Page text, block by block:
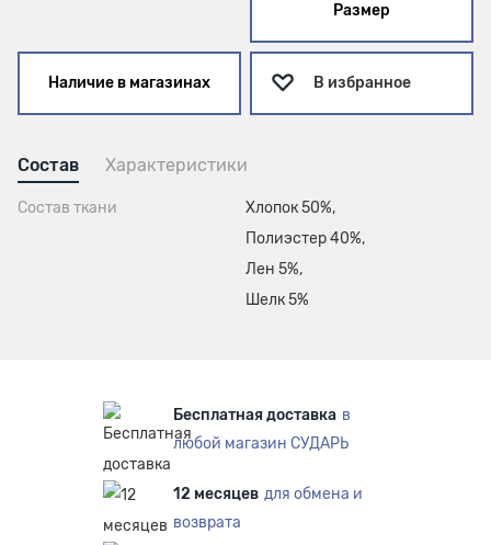
Размер
Наличие в магазинах В избранное
Состав Характеристики
Состав ткани
Хлопок 50%,
Полиэстер 40%,
Лен 5%,
Шелк 5%
Бесплатная доставка в
любой магазин СУДАРЬ
12 месяцев для обмена и
возврата